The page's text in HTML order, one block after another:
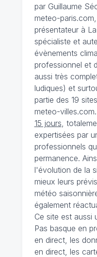
par Guillaume
meteo-
présentateur à
spécialiste et
évènements
professionnel et
aussi très
ludiques) et
partie des 19
meteo-villes.com.
15 jours ,
expertisées par
professionnels
permanence.
l'évolution de la
mieux leurs
météo
également
Ce site est aussi
Pas basque en
en direct, les
en direct, les